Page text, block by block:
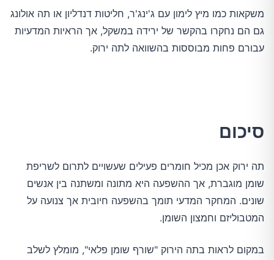
משקאות כמו מיץ לימון עם ג'ינג'ר, חליטות דנדליון או תה אולונג
גם הם נחקרו בהקשר של ירידה במשקל, אך הראיות המדעיות
עבורם פחות מבוססות בהשוואה לתה ירוק.
סיכום
תה ירוק אכן מכיל חומרים פעילים שעשויים לתרום לשריפת
שומן מוגברת, אך ההשפעה היא מתונה ומשתנה בין אנשים
שונים. המחקר המדעי תומך בהשפעה חיובית אך צנועה על
המטבוליזם וחמצון השומן.
במקום לראות בתה הירוק "שורף שומן פלאי", מומלץ לשלב